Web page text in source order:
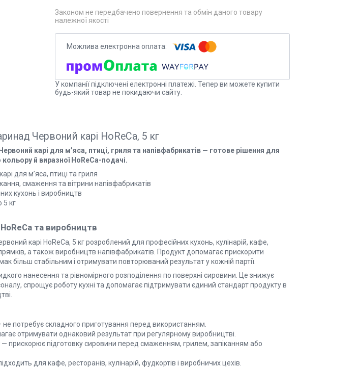
Законом не передбачено повернення та обмін даного товару
належної якості
У компанії підключені електронні платежі. Тепер ви можете купити
будь-який товар не покидаючи сайту.
Червоний карі HoReCa, 5 кг
карі для м’яса, птиці, гриля та напівфабрикатів — готове рішення для
й виразної HoReCa-подачі.
для м’яса, птиці та гриля
смаження та вітрини напівфабрикатів
кухонь і виробництв
5 кг
та виробництв
карі HoReCa, 5 кг розроблений для професійних кухонь, кулінарій, кафе,
а також виробництв напівфабрикатів. Продукт допомагає прискорити
більш стабільним і отримувати повторюваний результат у кожній партії.
нанесення та рівномірного розподілення по поверхні сировини. Це знижує
спрощує роботу кухні та допомагає підтримувати єдиний стандарт продукту в
не потребує складного приготування перед використанням.
отримувати однаковий результат при регулярному виробництві.
— прискорює підготовку сировини перед смаженням, грилем, запіканням або
для кафе, ресторанів, кулінарій, фудкортів і виробничих цехів.